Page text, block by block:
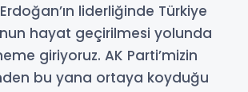
liderliğinde Türkiye
hayat geçirilmesi yolunda
giriyoruz. AK Parti’mizin
bu yana ortaya koyduğu